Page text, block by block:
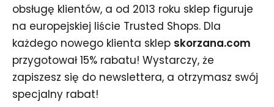
obsługę klientów, a od 2013 roku sklep figuruje
na europejskiej liście Trusted Shops. Dla
każdego nowego klienta sklep skorzana.com
przygotował 15% rabatu! Wystarczy, że
zapiszesz się do newslettera, a otrzymasz swój
specjalny rabat!